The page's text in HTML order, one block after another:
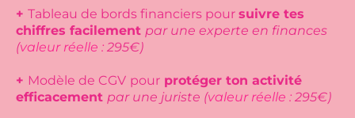
+ Tableau de bords financiers pour suivre tes
chiffres facilement par une experte en finances
(valeur réelle : 295€)
+ Modèle de CGV pour protéger ton activité
efficacement par une juriste (valeur réelle : 295€)